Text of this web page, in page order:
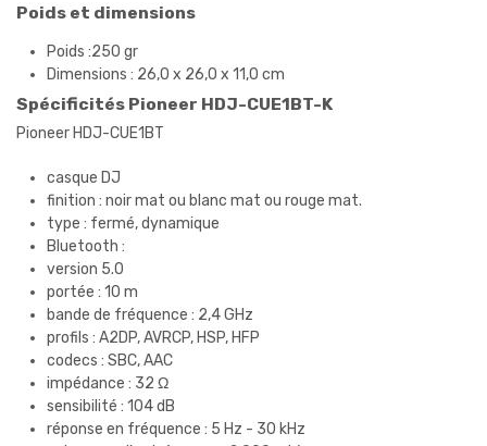
Poids et dimensions
Poids :250 gr
Dimensions : 26,0 x 26,0 x 11,0 cm
Spécificités Pioneer HDJ-CUE1BT-K
Pioneer HDJ-CUE1BT
casque DJ
finition : noir mat ou blanc mat ou rouge mat.
type : fermé, dynamique
Bluetooth :
version 5.0
portée : 10 m
bande de fréquence : 2,4 GHz
profils : A2DP, AVRCP, HSP, HFP
codecs : SBC, AAC
impédance : 32 Ω
sensibilité : 104 dB
réponse en fréquence : 5 Hz - 30 kHz